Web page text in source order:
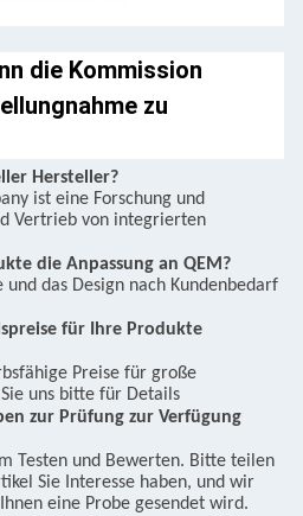
die Kommission
zu
Hersteller?
ist eine Forschung und
Vertrieb von integrierten
die Anpassung an QEM?
das Design nach Kundenbedarf
für Ihre Produkte
Preise für große
uns bitte für Details
zur Prüfung zur Verfügung
Testen und Bewerten. Bitte teilen
Sie Interesse haben, und wir
eine Probe gesendet wird.